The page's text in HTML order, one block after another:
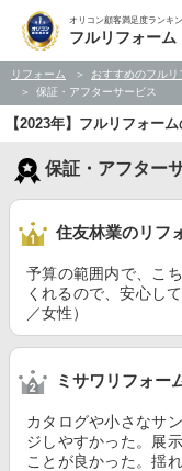
オリコン顧客満足度ランキ
フルリフォーム
リフォーム おすすめのフル
保証・アフターサービス
【2023年】フルリフォー
保証・アフター
住友林業のリフ
予算の範囲内で、こ
くれるので、安心し
／女性）
ミサワリフォー
カタログや小さなサ
ジしやすかった。展
ことが良かった。揺